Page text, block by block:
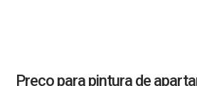
Preço para pintura de